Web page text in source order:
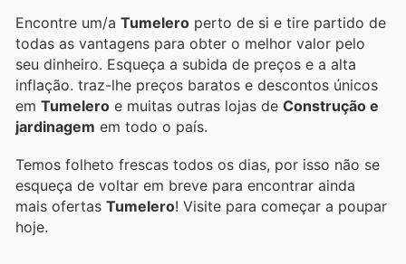
Encontre um/a Tumelero perto de si e tire partido de
todas as vantagens para obter o melhor valor pelo
seu dinheiro. Esqueça a subida de preços e a alta
inflação. traz-lhe preços baratos e descontos únicos
em Tumelero e muitas outras lojas de Construção e
jardinagem em todo o país.
Temos folheto frescas todos os dias, por isso não se
esqueça de voltar em breve para encontrar ainda
mais ofertas Tumelero ! Visite para começar a poupar
hoje.